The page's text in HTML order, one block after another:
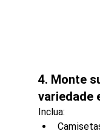
4. Monte
variedade
Inclua: